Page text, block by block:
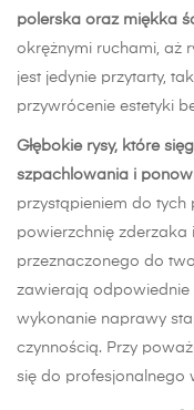
polerska oraz miękka
okrężnymi ruchami, aż
jest jedynie przytarty,
przywrócenie estetyki
Głębokie rysy, które
szpachlowania i
przystąpieniem do tych
powierzchnię zderzaka
przeznaczonego do
zawierają odpowiednie
wykonanie naprawy
czynnością. Przy
się do profesjonalnego